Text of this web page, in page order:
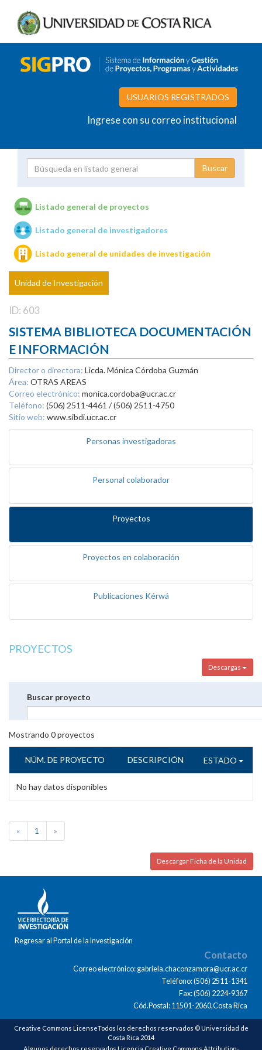
USUARIOS REGISTRADOS
Ingrese con su correo institucional
Unidades de investigación
Listado general de proyectos
Listado general de investigadores
Listado general de unidades de investigación
Unidad de Investigación
ID: 603
SISTEMA BIBLIOTECA DOCUMENTACIÓN
E INFORMACIÓN
Director o directora: Licda. Mónica Córdoba Guzmán
Área: OTRAS AREAS
Correo electrónico: monica.cordoba@ucr.ac.cr
Teléfono: (506) 2511-4461 / (506) 2511-4750
Sitio web: www.sibdi.ucr.ac.cr
Personas investigadoras
Personal colaborador
Proyectos
Proyectos en colaboración
Publicaciones Kérwá
PROYECTOS
Descargas
Buscar proyecto
Mostrando 0proyectos
NÚM. DE PROYECTO DESCRIPCIÓN ESTADO
No hay datos disponibles
« 1 »
Descargar Ficha de la Unidad
Regresar al Portal de la Investigación
Contacto
Correo electrónico: gabriela.chaconzamora@ucr.ac.cr
Teléfono: (506) 2511-1341
Fax: (506) 2224-9367
Cód.Postal: 11501-2060,Costa Rica
Creative Commons LicenseTodos los derechos reservados © Universidad de
Costa Rica 2014